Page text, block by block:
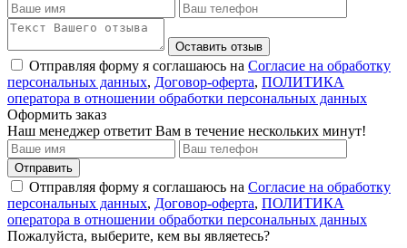
Оставить отзыв
Отправляя форму я соглашаюсь на Согласие на обработку
персональных данных, Договор-оферта, ПОЛИТИКА
оператора в отношении обработки персональных данных
Оформить заказ
Наш менеджер ответит Вам в течение нескольких минут!
Отправить
Отправляя форму я соглашаюсь на Согласие на обработку
персональных данных, Договор-оферта, ПОЛИТИКА
оператора в отношении обработки персональных данных
Пожалуйста, выберите, кем вы являетесь?